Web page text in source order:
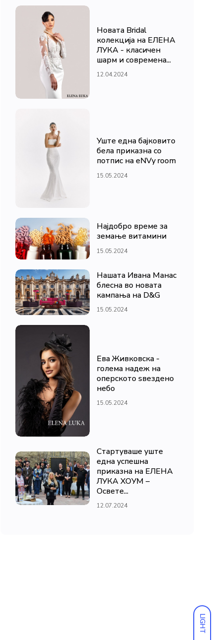
LIGHT
Новата Bridal
колекција на ЕЛЕНА
ЛУКА - класичен
шарм и современа...
12.04.2024
Уште една бајковито
бела приказна со
потпис на eNVy room
15.05.2024
Најдобро време за
земање витамини
15.05.2024
Нашата Ивана Манас
блесна во новата
кампања на D&G
15.05.2024
Ева Живковска -
голема надеж на
оперското ѕвездено
небо
15.05.2024
Стартуваше уште
една успешна
приказна на ЕЛЕНА
ЛУКА ХОУМ –
Освете...
12.07.2024